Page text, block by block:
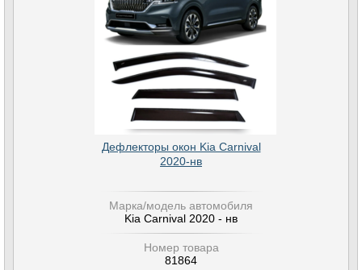
Дефлекторы окон Kia Carnival
2020-нв
Марка/модель автомобиля
Kia Carnival 2020 - нв
Номер товара
81864